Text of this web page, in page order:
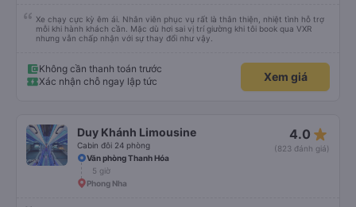
Xe chạy cực kỳ êm ái. Nhân viên phục vụ rất là thân thiện, nhiệt tình hỗ trợ
mỗi khi hành khách cần. Mặc dù hơi sai vị trí giường khi tôi book qua VXR
nhưng vẫn chấp nhận với sự thay đổi như vậy.
Không cần thanh toán trước
Xác nhận chỗ ngay lập tức
Xem giá
Duy Khánh Limousine
Cabin đôi 24 phòng
4.0 star_rate
(823 đánh giá)
Văn phòng Thanh Hóa
5 giờ
Phong Nha